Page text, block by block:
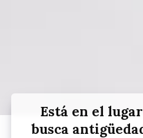
Está en el
busca